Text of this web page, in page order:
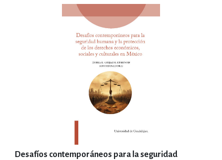
Desafíos contemporáneos para la seguridad